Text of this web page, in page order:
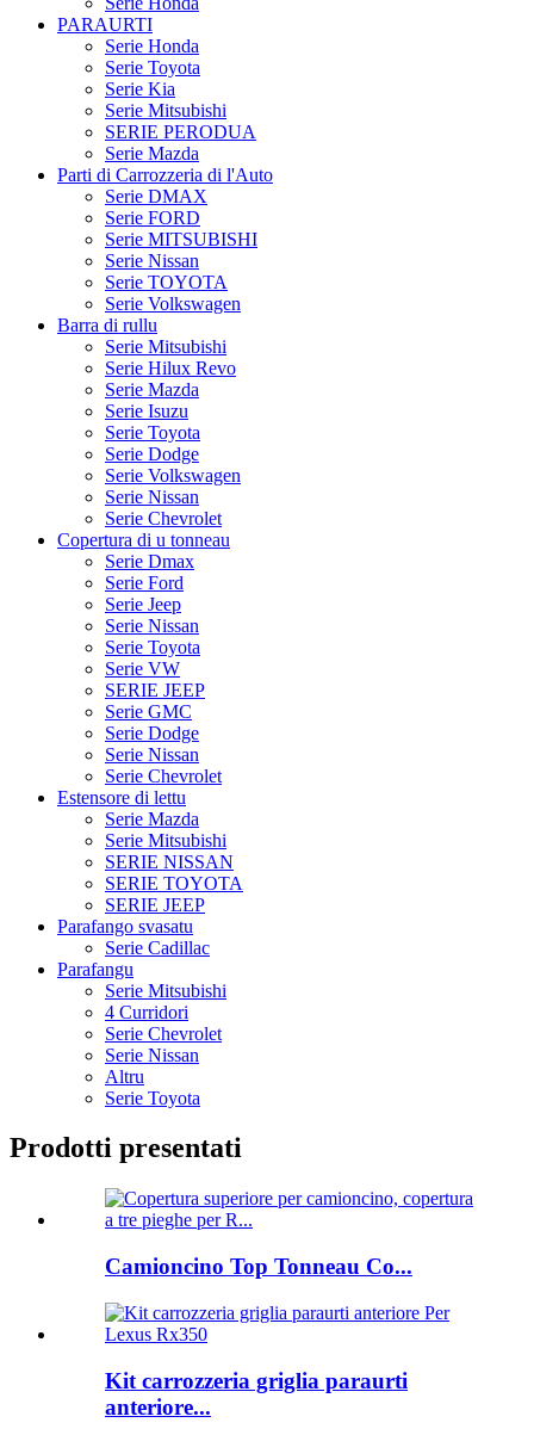
PARAURTI
Serie Honda
Serie Toyota
Serie Kia
Serie Mitsubishi
SERIE PERODUA
Serie Mazda
Parti di Carrozzeria di l'Auto
Serie DMAX
Serie FORD
Serie MITSUBISHI
Serie Nissan
Serie TOYOTA
Serie Volkswagen
Barra di rullu
Serie Mitsubishi
Serie Hilux Revo
Serie Mazda
Serie Isuzu
Serie Toyota
Serie Dodge
Serie Volkswagen
Serie Nissan
Serie Chevrolet
Copertura di u tonneau
Serie Dmax
Serie Ford
Serie Jeep
Serie Nissan
Serie Toyota
Serie VW
SERIE JEEP
Serie GMC
Serie Dodge
Serie Nissan
Serie Chevrolet
Estensore di lettu
Serie Mazda
Serie Mitsubishi
SERIE NISSAN
SERIE TOYOTA
SERIE JEEP
Parafango svasatu
Serie Cadillac
Parafangu
Serie Mitsubishi
4 Curridori
Serie Chevrolet
Serie Nissan
Altru
Serie Toyota
Prodotti presentati
Camioncino Top Tonneau Co...
Kit carrozzeria griglia paraurti
anteriore...